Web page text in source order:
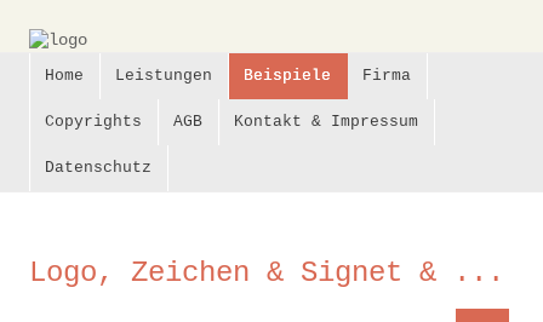
Home Leistungen Beispiele Firma
Copyrights AGB Kontakt & Impressum
Datenschutz
Logo, Zeichen & Signet & ...